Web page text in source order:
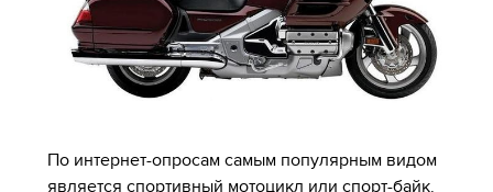
По интернет-опросам самым популярным видом
является спортивный мотоцикл или спорт-байк.